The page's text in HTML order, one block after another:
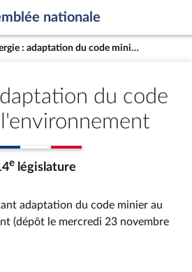
nationale
Energie : adaptation du code minier à l'environnement
du code
e législature
adaptation du code minier au
(dépôt le mercredi 23 novembre